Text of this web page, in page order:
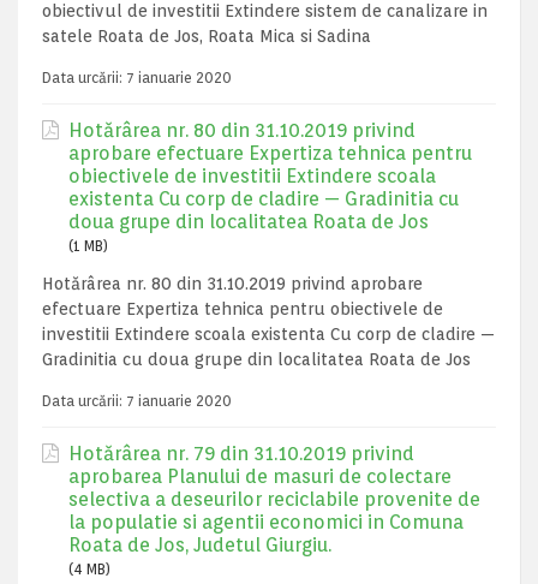
obiectivul de investitii Extindere sistem de canalizare in
satele Roata de Jos, Roata Mica si Sadina
Data urcării: 7 ianuarie 2020
Hotărârea nr. 80 din 31.10.2019 privind
aprobare efectuare Expertiza tehnica pentru
obiectivele de investitii Extindere scoala
existenta Cu corp de cladire — Gradinitia cu
doua grupe din localitatea Roata de Jos
(1 MB)
Hotărârea nr. 80 din 31.10.2019 privind aprobare
efectuare Expertiza tehnica pentru obiectivele de
investitii Extindere scoala existenta Cu corp de cladire —
Gradinitia cu doua grupe din localitatea Roata de Jos
Data urcării: 7 ianuarie 2020
Hotărârea nr. 79 din 31.10.2019 privind
aprobarea Planului de masuri de colectare
selectiva a deseurilor reciclabile provenite de
la populatie si agentii economici in Comuna
Roata de Jos, Judetul Giurgiu.
(4 MB)